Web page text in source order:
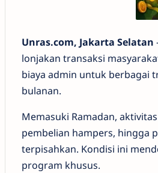
Unras.com, Jakarta Selatan
lonjakan transaksi
biaya admin untuk berbagai
bulanan.
Memasuki Ramadan,
pembelian hampers, hingga
terpisahkan. Kondisi ini
program khusus.